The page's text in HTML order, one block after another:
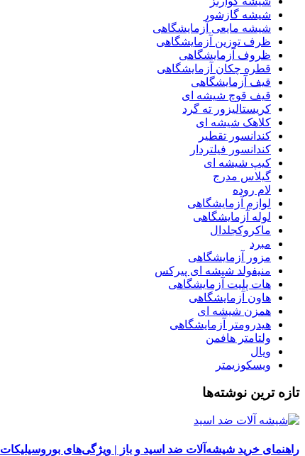
شیشه گازشور
شیشه مایعی آزمایشگاهی
ظرف توزین آزمایشگاهی
ظروف آزمایشگاهی
قطره چکان آزمایشگاهی
قیف آزمایشگاهی
قیف قوچ شیشه ای
کریستالیزور ته گرد
کلاهک شیشه ای
کندانسور تقطیر
کندانسور فیلتردار
کیپ شیشه ای
گیلاس مدرج
لام روده
لوازم آزمایشگاهی
لوله آزمایشگاهی
ماکروکجلدال
مبرد
مزور آزمایشگاهی
منیفولد شیشه ای پیرکس
هات پلیت آزمایشگاهی
هاون آزمایشگاهی
همزن شیشه ای
هیدرومتر آزمایشگاهی
ولتامتر هافمن
ویال
ویسکوزیمتر
تازه ترین نوشته‌ها
راهنمای خرید شیشه‌آلات ضد اسید و باز | ویژگی‌های بوروسیلیکات ۳.۳